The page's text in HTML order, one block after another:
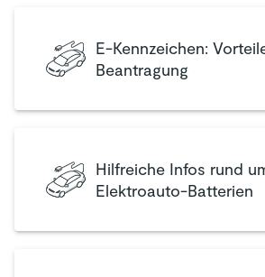
E-Kennzeichen:
Beantragung
Hilfreiche Infos rund
Elektroauto-Batterien